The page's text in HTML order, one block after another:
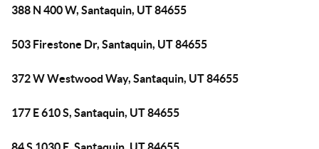
388 N 400 W, Santaquin, UT 84655
503 Firestone Dr, Santaquin, UT 84655
372 W Westwood Way, Santaquin, UT 84655
177 E 610 S, Santaquin, UT 84655